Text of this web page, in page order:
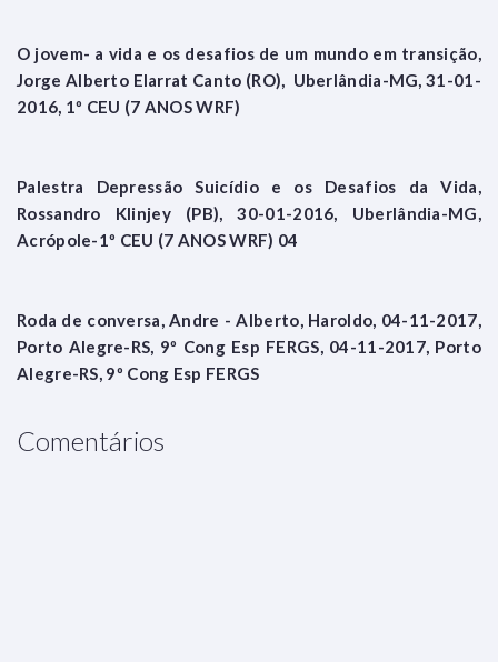
O jovem- a vida e os desafios de um mundo em transição,
Jorge Alberto Elarrat Canto (RO), Uberlândia-MG, 31-01-
2016, 1º CEU (7 ANOS WRF)
Palestra Depressão Suicídio e os Desafios da Vida,
Rossandro Klinjey (PB), 30-01-2016, Uberlândia-MG,
Acrópole-1º CEU (7 ANOS WRF) 04
Roda de conversa, Andre - Alberto, Haroldo, 04-11-2017,
Porto Alegre-RS, 9º Cong Esp FERGS, 04-11-2017, Porto
Alegre-RS, 9º Cong Esp FERGS
Comentários